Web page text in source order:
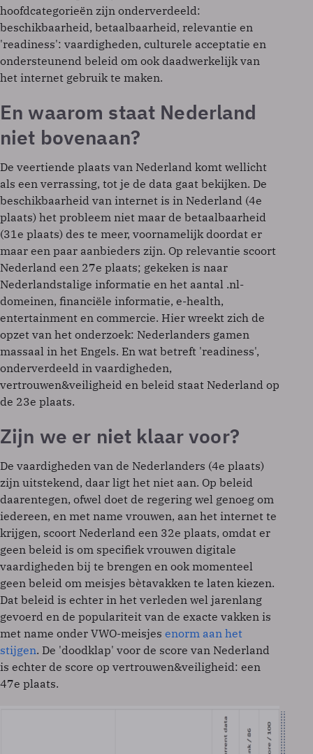
hoofdcategorieën zijn onderverdeeld:
beschikbaarheid, betaalbaarheid, relevantie en
'readiness': vaardigheden, culturele acceptatie en
ondersteunend beleid om ook daadwerkelijk van
het internet gebruik te maken.
En waarom staat Nederland
niet bovenaan?
De veertiende plaats van Nederland komt wellicht
als een verrassing, tot je de data gaat bekijken. De
beschikbaarheid van internet is in Nederland (4e
plaats) het probleem niet maar de betaalbaarheid
(31e plaats) des te meer, voornamelijk doordat er
maar een paar aanbieders zijn. Op relevantie scoort
Nederland een 27e plaats; gekeken is naar
Nederlandstalige informatie en het aantal .nl-
domeinen, financiële informatie, e-health,
entertainment en commercie. Hier wreekt zich de
opzet van het onderzoek: Nederlanders gamen
massaal in het Engels. En wat betreft 'readiness',
onderverdeeld in vaardigheden,
vertrouwen&veiligheid en beleid staat Nederland op
de 23e plaats.
Zijn we er niet klaar voor?
De vaardigheden van de Nederlanders (4e plaats)
zijn uitstekend, daar ligt het niet aan. Op beleid
daarentegen, ofwel doet de regering wel genoeg om
iedereen, en met name vrouwen, aan het internet te
krijgen, scoort Nederland een 32e plaats, omdat er
geen beleid is om specifiek vrouwen digitale
vaardigheden bij te brengen en ook momenteel
geen beleid om meisjes bètavakken te laten kiezen.
Dat beleid is echter in het verleden wel jarenlang
gevoerd en de populariteit van de exacte vakken is
met name onder VWO-meisjes enorm aan het
stijgen. De 'doodklap' voor de score van Nederland
is echter de score op vertrouwen&veiligheid: een
47e plaats.